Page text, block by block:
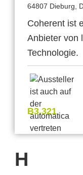
64807 Dieburg,
Coherent ist
Anbieter von
Technologie.
B3.321
H